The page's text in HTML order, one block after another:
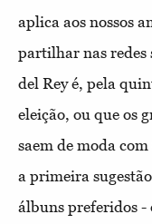
aplica aos nossos
partilhar nas redes
del Rey é, pela
eleição, ou que os
saem de moda
a primeira
álbuns preferidos -